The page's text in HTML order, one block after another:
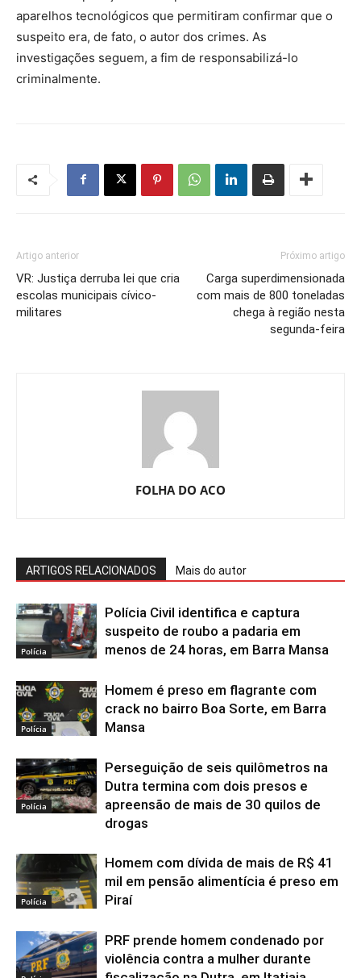
aparelhos tecnológicos que permitiram confirmar que o
suspeito era, de fato, o autor dos crimes. As
investigações seguem, a fim de responsabilizá-lo
criminalmente.
Artigo anterior
VR: Justiça derruba lei que cria
escolas municipais cívico-
militares
Próximo artigo
Carga superdimensionada
com mais de 800 toneladas
chega à região nesta
segunda-feira
FOLHA DO ACO
ARTIGOS RELACIONADOS Mais do autor
Polícia
Polícia Civil identifica e captura
suspeito de roubo a padaria em
menos de 24 horas, em Barra Mansa
Polícia
Homem é preso em flagrante com
crack no bairro Boa Sorte, em Barra
Mansa
Polícia
Perseguição de seis quilômetros na
Dutra termina com dois presos e
apreensão de mais de 30 quilos de
drogas
Polícia
Homem com dívida de mais de R$ 41
mil em pensão alimentícia é preso em
Piraí
PRF prende homem condenado por
violência contra a mulher durante